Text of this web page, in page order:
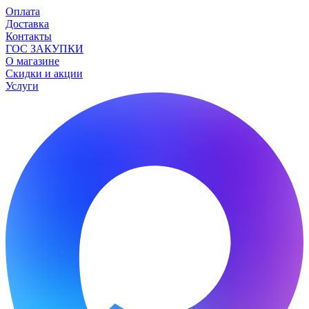
Оплата
Доставка
Контакты
ГОС ЗАКУПКИ
О магазине
Скидки и акции
Услуги